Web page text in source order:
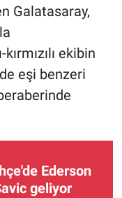
Galatasaray,
ekibin
eşi benzeri
Ederson
geliyor